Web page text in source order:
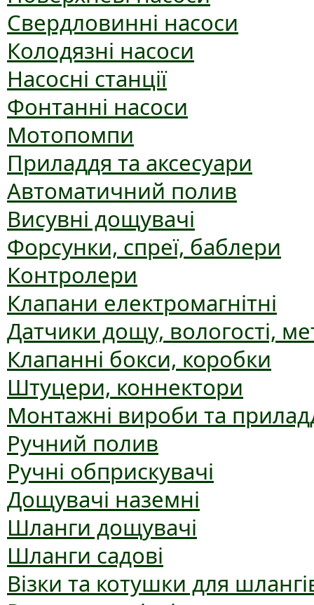
Свердловинні насоси
Колодязні насоси
Насосні станції
Фонтанні насоси
Мотопомпи
Приладдя та аксесуари
Автоматичний полив
Висувні дощувачі
Форсунки, спреї, баблери
Контролери
Клапани електромагнітні
Датчики дощу, вологості,
Клапанні бокси, коробки
Штуцери, коннектори
Монтажні вироби та
Ручний полив
Ручні обприскувачі
Дощувачі наземні
Шланги дощувачі
Шланги садові
Візки та котушки для